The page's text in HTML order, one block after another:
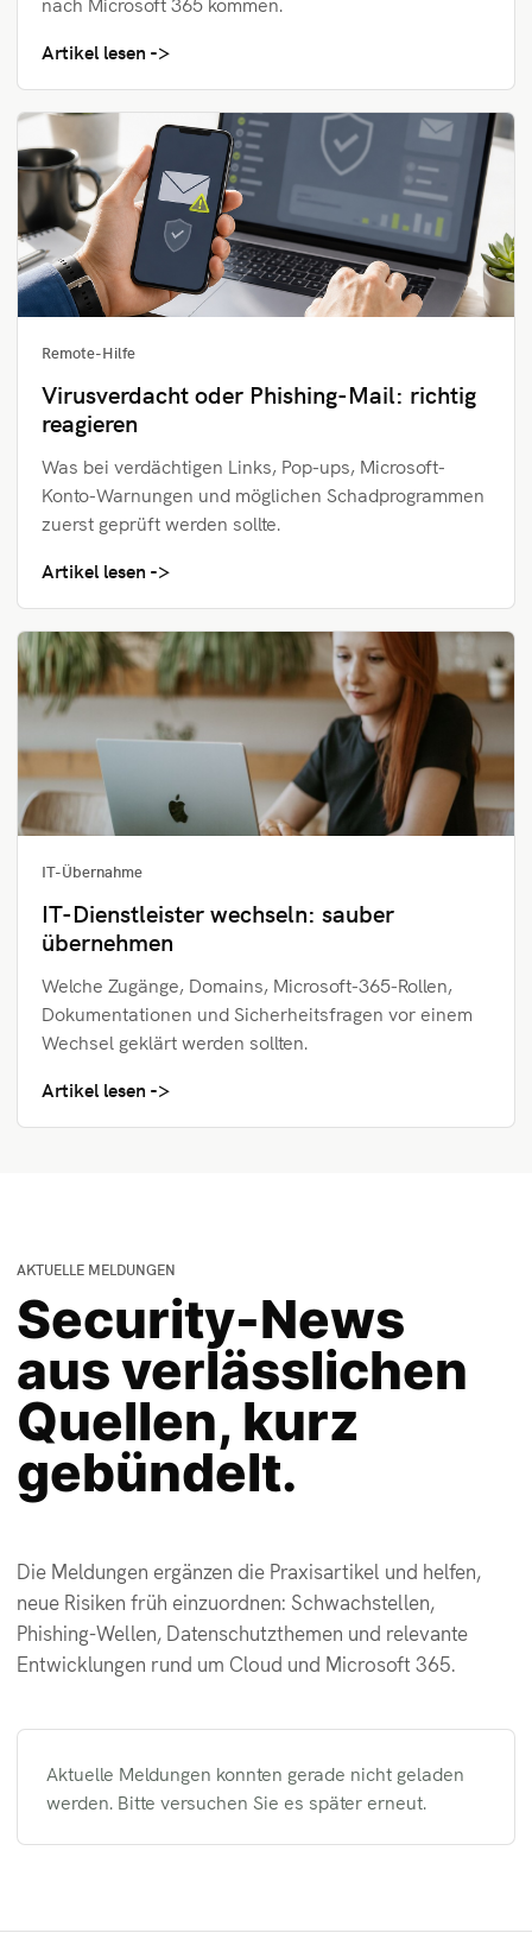
Artikel lesen
Remote-Hilfe
Virusverdacht oder Phishing-Mail: richtig
reagieren
Was bei verdächtigen Links, Pop-ups, Microsoft-
Konto-Warnungen und möglichen Schadprogrammen
zuerst geprüft werden sollte.
Artikel lesen
IT-Übernahme
IT-Dienstleister wechseln: sauber
übernehmen
Welche Zugänge, Domains, Microsoft-365-Rollen,
Dokumentationen und Sicherheitsfragen vor einem
Wechsel geklärt werden sollten.
Artikel lesen
AKTUELLE MELDUNGEN
Security-News
aus verlässlichen
Quellen, kurz
gebündelt.
Die Meldungen ergänzen die Praxisartikel und helfen,
neue Risiken früh einzuordnen: Schwachstellen,
Phishing-Wellen, Datenschutzthemen und relevante
Entwicklungen rund um Cloud und Microsoft 365.
Aktuelle Meldungen konnten gerade nicht geladen
werden. Bitte versuchen Sie es später erneut.